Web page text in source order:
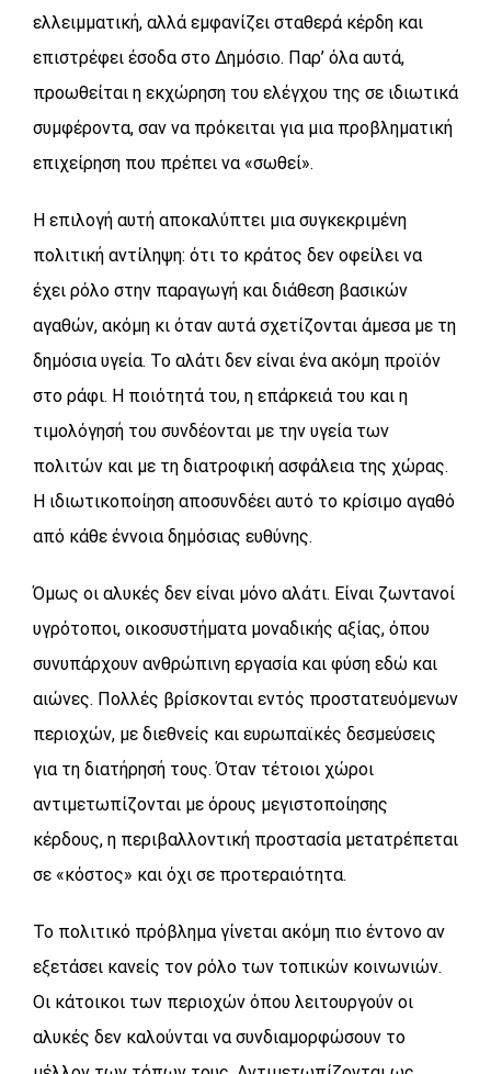
ελλειμματική, αλλά εμφανίζει σταθερά κέρδη και
επιστρέφει έσοδα στο Δημόσιο. Παρ’ όλα αυτά,
προωθείται η εκχώρηση του ελέγχου της σε ιδιωτικά
συμφέροντα, σαν να πρόκειται για μια προβληματική
επιχείρηση που πρέπει να «σωθεί».
Η επιλογή αυτή αποκαλύπτει μια συγκεκριμένη
πολιτική αντίληψη: ότι το κράτος δεν οφείλει να
έχει ρόλο στην παραγωγή και διάθεση βασικών
αγαθών, ακόμη κι όταν αυτά σχετίζονται άμεσα με τη
δημόσια υγεία. Το αλάτι δεν είναι ένα ακόμη προϊόν
στο ράφι. Η ποιότητά του, η επάρκειά του και η
τιμολόγησή του συνδέονται με την υγεία των
πολιτών και με τη διατροφική ασφάλεια της χώρας.
Η ιδιωτικοποίηση αποσυνδέει αυτό το κρίσιμο αγαθό
από κάθε έννοια δημόσιας ευθύνης.
Όμως οι αλυκές δεν είναι μόνο αλάτι. Είναι ζωντανοί
υγρότοποι, οικοσυστήματα μοναδικής αξίας, όπου
συνυπάρχουν ανθρώπινη εργασία και φύση εδώ και
αιώνες. Πολλές βρίσκονται εντός προστατευόμενων
περιοχών, με διεθνείς και ευρωπαϊκές δεσμεύσεις
για τη διατήρησή τους. Όταν τέτοιοι χώροι
αντιμετωπίζονται με όρους μεγιστοποίησης
κέρδους, η περιβαλλοντική προστασία μετατρέπεται
σε «κόστος» και όχι σε προτεραιότητα.
Το πολιτικό πρόβλημα γίνεται ακόμη πιο έντονο αν
εξετάσει κανείς τον ρόλο των τοπικών κοινωνιών.
Οι κάτοικοι των περιοχών όπου λειτουργούν οι
αλυκές δεν καλούνται να συνδιαμορφώσουν το